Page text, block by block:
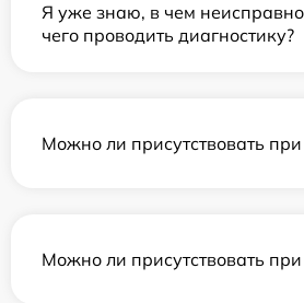
Я уже знаю, в чем
чего проводить диагностику?
Можно ли присутствовать
Можно ли присутствовать